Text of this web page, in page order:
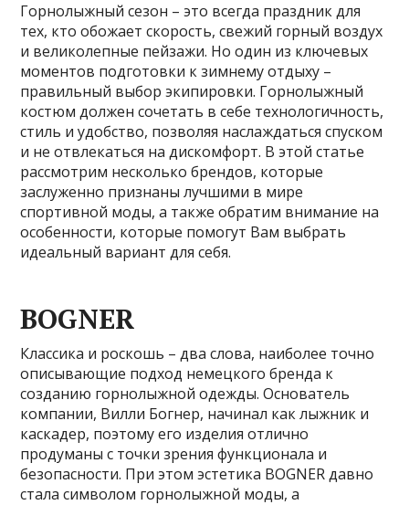
Горнолыжный сезон – это всегда праздник для
тех, кто обожает скорость, свежий горный воздух
и великолепные пейзажи. Но один из ключевых
моментов подготовки к зимнему отдыху –
правильный выбор экипировки. Горнолыжный
костюм должен сочетать в себе технологичность,
стиль и удобство, позволяя наслаждаться спуском
и не отвлекаться на дискомфорт. В этой статье
рассмотрим несколько брендов, которые
заслуженно признаны лучшими в мире
спортивной моды, а также обратим внимание на
особенности, которые помогут Вам выбрать
идеальный вариант для себя.
BOGNER
Классика и роскошь – два слова, наиболее точно
описывающие подход немецкого бренда к
созданию горнолыжной одежды. Основатель
компании, Вилли Богнер, начинал как лыжник и
каскадер, поэтому его изделия отлично
продуманы с точки зрения функционала и
безопасности. При этом эстетика BOGNER давно
стала символом горнолыжной моды, а